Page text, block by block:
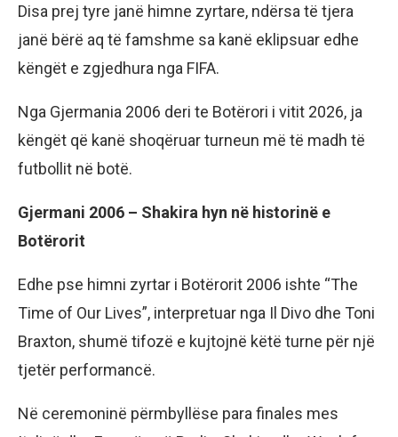
Disa prej tyre janë himne zyrtare, ndërsa të tjera
janë bërë aq të famshme sa kanë eklipsuar edhe
këngët e zgjedhura nga FIFA.
Nga Gjermania 2006 deri te Botërori i vitit 2026, ja
këngët që kanë shoqëruar turneun më të madh të
futbollit në botë.
Gjermani 2006 – Shakira hyn në historinë e
Botërorit
Edhe pse himni zyrtar i Botërorit 2006 ishte “The
Time of Our Lives”, interpretuar nga Il Divo dhe Toni
Braxton, shumë tifozë e kujtojnë këtë turne për një
tjetër performancë.
Në ceremoninë përmbyllëse para finales mes